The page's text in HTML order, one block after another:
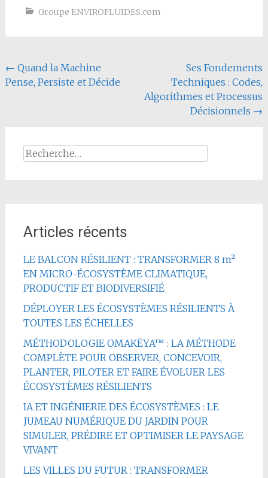
Groupe ENVIROFLUIDES.com
Navigation
de
← Quand la Machine
Pense, Persiste et Décide
Ses Fondements
Techniques : Codes,
Algorithmes et Processus
Décisionnels →
Rechercher :
Articles récents
LE BALCON RÉSILIENT : TRANSFORMER 8 m²
EN MICRO-ÉCOSYSTÈME CLIMATIQUE,
PRODUCTIF ET BIODIVERSIFIÉ
DÉPLOYER LES ÉCOSYSTÈMES RÉSILIENTS À
TOUTES LES ÉCHELLES
MÉTHODOLOGIE OMAKËYA™ : LA MÉTHODE
COMPLÈTE POUR OBSERVER, CONCEVOIR,
PLANTER, PILOTER ET FAIRE ÉVOLUER LES
ÉCOSYSTÈMES RÉSILIENTS
IA ET INGÉNIERIE DES ÉCOSYSTÈMES : LE
JUMEAU NUMÉRIQUE DU JARDIN POUR
SIMULER, PRÉDIRE ET OPTIMISER LE PAYSAGE
VIVANT
LES VILLES DU FUTUR : TRANSFORMER